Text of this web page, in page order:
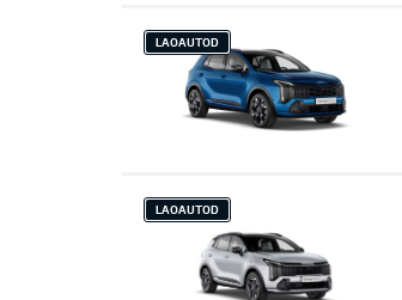
LAOAUTOD
LAOAUTOD